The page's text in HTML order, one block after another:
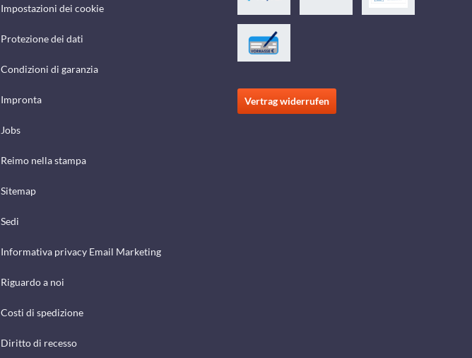
Impostazioni dei cookie
Protezione dei dati
Condizioni di garanzia
Impronta
Jobs
Reimo nella stampa
Sitemap
Sedi
Informativa privacy Email Marketing
Riguardo a noi
Costi di spedizione
Diritto di recesso
Vertrag widerrufen